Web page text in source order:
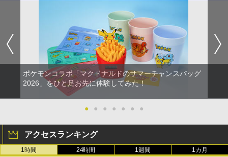
ポケモンコラボ「マクドナルドのサマーチャンスバッグ
2026」をひと足お先に体験してみた！
● ● ● ● ● ● ●
アクセスランキング
1時間 24時間 1週間 1カ月